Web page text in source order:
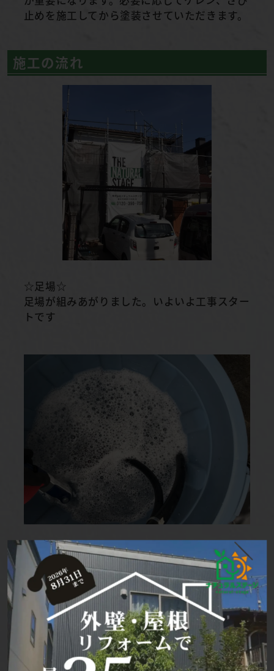
止めを施工してから塗装させていただきます。
施工の流れ
☆足場☆
足場が組みあがりました。いよいよ工事スター
トです
☆洗浄☆
バイオ洗浄液を希釈して洗浄をはじめます。